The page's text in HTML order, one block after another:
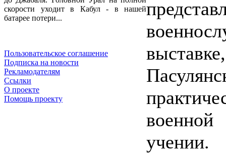
скорости уходит в Кабул - в нашей
батарее потери...
Пользовательское соглашение
Подписка на новости
Рекламодателям
Ссылки
О проекте
Помощь проекту
военной
учении.